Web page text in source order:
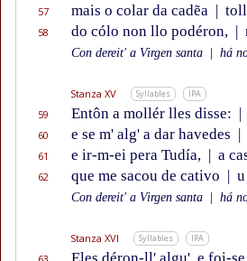
57 mais o colar da cadẽa |
58 do cólo non llo podéron, |
Con dereit' a Virgen santa há
Stanza XV Syllables IPA
59 Entôn a mollér lles disse: |
60 e se m' alg' a dar havedes |
61 e ir-m-ei pera Tudía, | a
62 que me sacou de cativo |
Con dereit' a Virgen santa há
Stanza XVI Syllables IPA